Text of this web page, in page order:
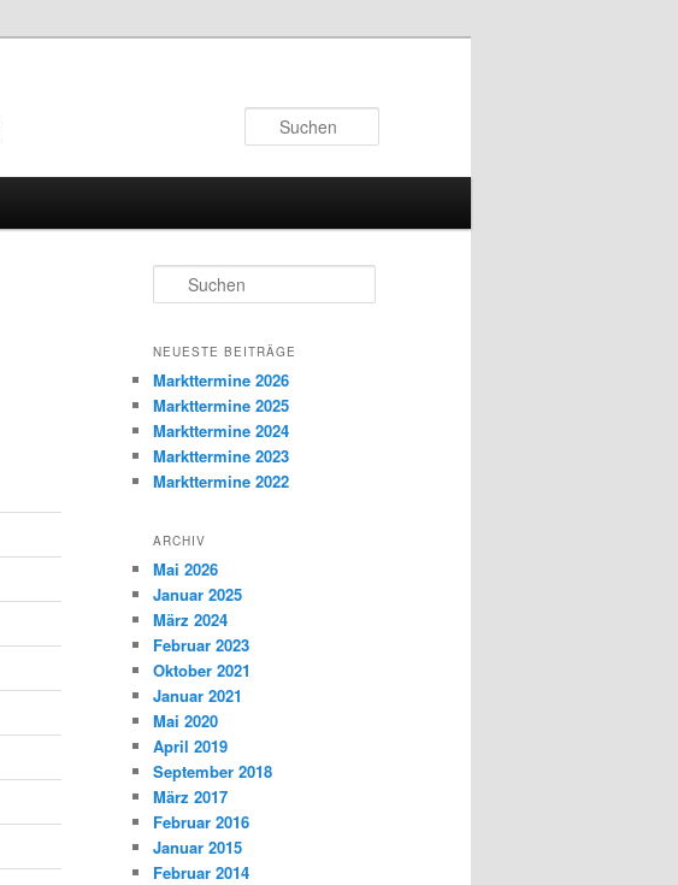
u
h
n
NEUESTE BEITRÄGE
Markttermine 2026
Markttermine 2025
Markttermine 2024
Markttermine 2023
Markttermine 2022
ARCHIV
Mai 2026
Januar 2025
März 2024
Februar 2023
Oktober 2021
Januar 2021
Mai 2020
April 2019
September 2018
März 2017
Februar 2016
Januar 2015
Februar 2014